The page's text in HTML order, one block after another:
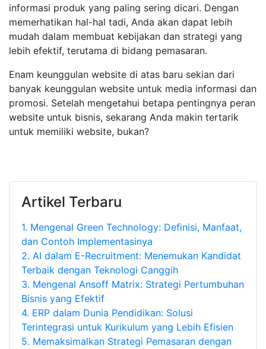
informasi produk yang paling sering dicari. Dengan
memerhatikan hal-hal tadi, Anda akan dapat lebih
mudah dalam membuat kebijakan dan strategi yang
lebih efektif, terutama di bidang pemasaran.
Enam keunggulan website di atas baru sekian dari
banyak keunggulan website untuk media informasi dan
promosi. Setelah mengetahui betapa pentingnya peran
website untuk bisnis, sekarang Anda makin tertarik
untuk memiliki website, bukan?
Artikel Terbaru
1. Mengenal Green Technology: Definisi, Manfaat,
dan Contoh Implementasinya
2. AI dalam E-Recruitment: Menemukan Kandidat
Terbaik dengan Teknologi Canggih
3. Mengenal Ansoff Matrix: Strategi Pertumbuhan
Bisnis yang Efektif
4. ERP dalam Dunia Pendidikan: Solusi
Terintegrasi untuk Kurikulum yang Lebih Efisien
5. Memaksimalkan Strategi Pemasaran dengan